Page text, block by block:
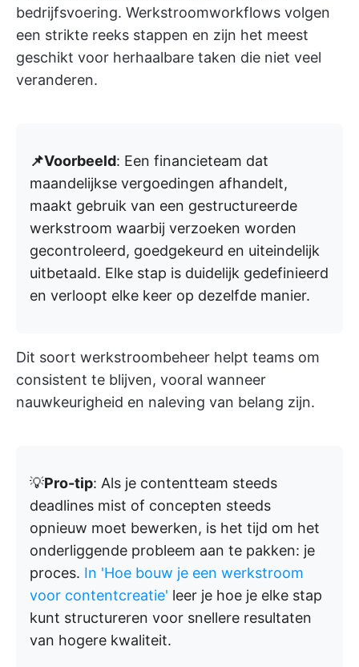
bedrijfsvoering. Werkstroomworkflows volgen
een strikte reeks stappen en zijn het meest
geschikt voor herhaalbare taken die niet veel
veranderen.
📌Voorbeeld: Een financieteam dat
maandelijkse vergoedingen afhandelt,
maakt gebruik van een gestructureerde
werkstroom waarbij verzoeken worden
gecontroleerd, goedgekeurd en uiteindelijk
uitbetaald. Elke stap is duidelijk gedefinieerd
en verloopt elke keer op dezelfde manier.
Dit soort werkstroombeheer helpt teams om
consistent te blijven, vooral wanneer
nauwkeurigheid en naleving van belang zijn.
💡Pro-tip: Als je contentteam steeds
deadlines mist of concepten steeds
opnieuw moet bewerken, is het tijd om het
onderliggende probleem aan te pakken: je
proces. In 'Hoe bouw je een werkstroom
voor contentcreatie' leer je hoe je elke stap
kunt structureren voor snellere resultaten
van hogere kwaliteit.